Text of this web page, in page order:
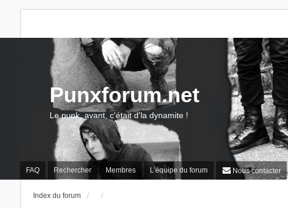
FAQ Rechercher Membres L’équipe du forum Nous contacter
Punxforum.net
Le punk, avant, c'était d'la dynamite !
Index du forum